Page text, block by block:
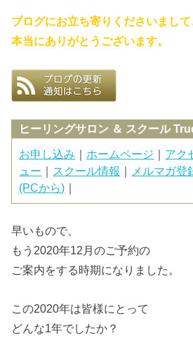
ブログにお立ち寄りくださいまして
本当にありがとうございます。
ヒーリングサロン ＆ スクール
お申し込み ｜ ホームページ ｜ アク
ュー ｜ スクール情報 ｜ メルマガ登
(PCから) ｜
早いもので、
もう2020年12月のご予約の
ご案内をする時期になりました。
この2020年は皆様にとって
どんな1年でしたか？